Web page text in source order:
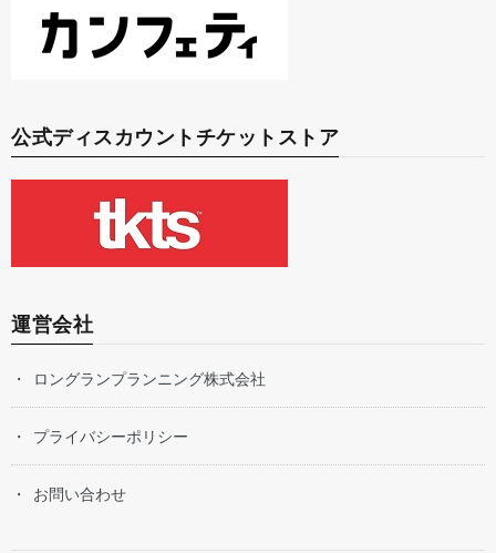
公式ディスカウントチケットストア
運営会社
ロングランプランニング株式会社
プライバシーポリシー
お問い合わせ